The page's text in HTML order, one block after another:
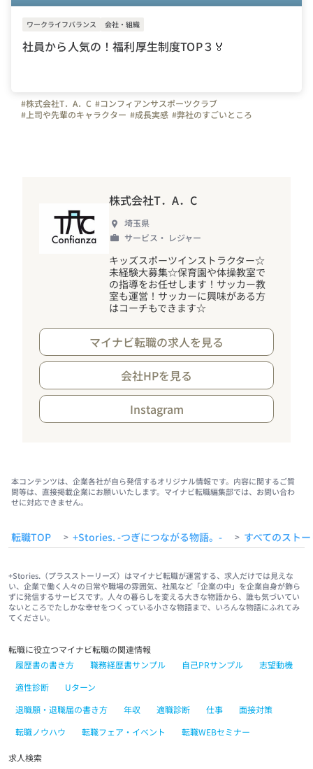
ワークライフバランス 会社・組織
社員から人気の！福利厚生制度TOP３🏅
#株式会社T．A．C #コンフィアンサスポーツクラブ
#上司や先輩のキャラクター #成長実感 #弊社のすごいところ
株式会社T．A．C
埼玉県
サービス・ レジャー
キッズスポーツインストラクター☆
未経験大募集☆保育園や体操教室で
の指導をお任せします ！ サッカー教
室も運営 ！ サッカーに興味がある方
はコーチもできます☆
マイナビ転職の求人を見る
会社HPを見る
Instagram
本コンテンツは、企業各社が自ら発信するオリジナル情報です。内容に関するご質
問等は、直接掲載企業にお願いいたします。マイナビ転職編集部では、お問い合わ
せに対応できません。
転職TOP > +Stories. -つぎにつながる物語。- > すべてのスト
+Stories.（プラスストーリーズ）はマイナビ転職が運営する、求人だけでは見えな
い、企業で働く人々の日常や職場の雰囲気、社風など「企業の中」を企業自身が飾ら
ずに発信するサービスです。人々の暮らしを変える大きな物語から、誰も気づいてい
ないところでたしかな幸せをつくっている小さな物語まで、いろんな物語にふれてみ
てください。
転職に役立つマイナビ転職の関連情報
履歴書の書き方
職務経歴書サンプル 自己PRサンプル
志望動機
適性診断
Uターン
退職願・退職届の書き方
年収 適職診断 仕事
面接対策
転職ノウハウ
転職フェア・イベント 転職WEBセミナー
求人検索